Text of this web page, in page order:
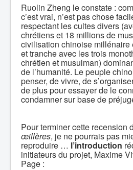
Ruolin Zheng le constate :
c’est vrai, n’est pas chose
respectant les cultes divers
chrétiens et 18 millions de
civilisation chinoise millénaire
et tranche avec les trois
chrétien et musulman)
de l’humanité. Le peuple
penser, de vivre, de
de plus pour essayer de le
condamner sur base de
Pour terminer cette recension
œillères, je ne pourrais pas
reproduire … l’introduction
initiateurs du projet, Maxime
Page :